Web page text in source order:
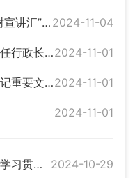
习近平给上海市杨浦区“老杨树宣讲汇”全体同志回信 2024-11-04
习近平会见澳门特别行政区候任行政长官岑浩辉2024-11-01
《求是》杂志发表习近平总书记重要文章《促进高质量充分就业》2024-11-01
2024-11-01
习近平在省部级主要领导干部学习贯彻党的二十届三中全会精神专题研讨班开班式上发表重要讲话 2024-10-29